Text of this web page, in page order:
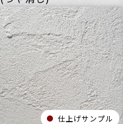
仕上げサンプル